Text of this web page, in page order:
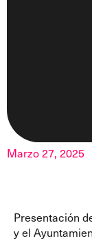
Marzo 27, 2025
Presentación
y el